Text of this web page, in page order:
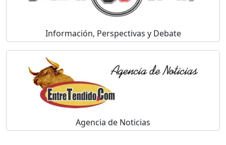
Información, Perspectivas y Debate
Agencia de Noticias